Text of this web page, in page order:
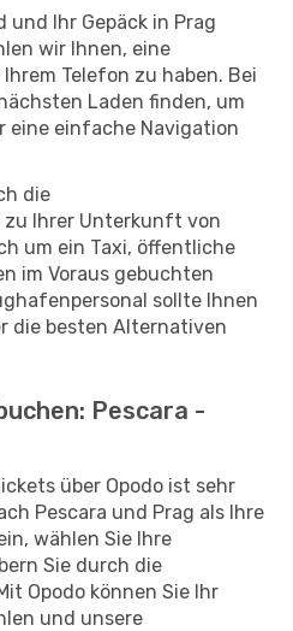
und Ihr Gepäck in Prag
wir Ihnen, eine
Telefon zu haben. Bei
Laden finden, um
eine einfache Navigation
die
Ihrer Unterkunft von
um ein Taxi, öffentliche
im Voraus gebuchten
sollte Ihnen
die besten Alternativen
Pescara -
über Opodo ist sehr
Pescara und Prag als Ihre
wählen Sie Ihre
Sie durch die
Opodo können Sie Ihr
und unsere